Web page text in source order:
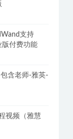
支持
版付费功能
含老师-雅英-
视频（雅慧